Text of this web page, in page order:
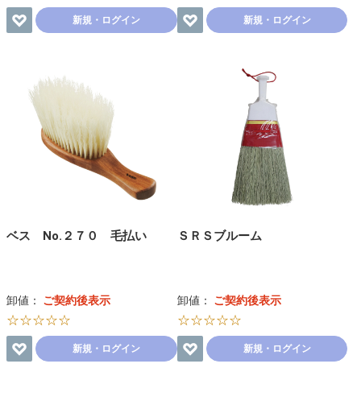
新規・ログイン 新規・ログイン
ベス No.２７０ 毛払い
卸値： ご契約後表示
☆☆☆☆☆
新規・ログイン
ＳＲＳブルーム
卸値： ご契約後表示
☆☆☆☆☆
新規・ログイン